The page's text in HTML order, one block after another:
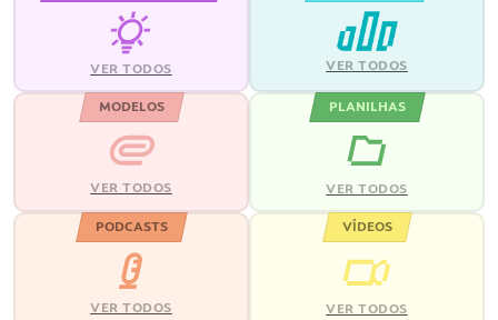
VER TODOS VER TODOS
MODELOS
VER TODOS
PLANILHAS
VER TODOS
PODCASTS
VER TODOS
VÍDEOS
VER TODOS